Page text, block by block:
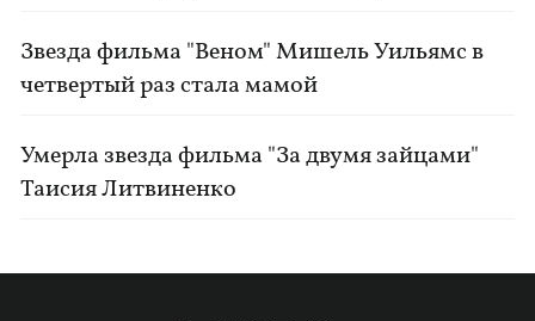
Звезда фильма "Веном" Мишель Уильямс в
четвертый раз стала мамой
Умерла звезда фильма "За двумя зайцами"
Таисия Литвиненко